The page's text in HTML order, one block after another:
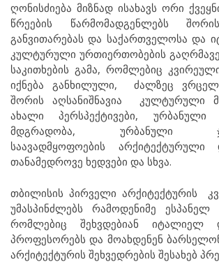
ღონისძიება მიზნად ისახავს ორი
წრეების წარმომადგენლებს
განვითარებას და საქართველოსა და
კულტურული ურთიერთობების
საკითხების გამა, რომლებიც
იქნება განხილული, ძალზეც
შორის აღსანიშნავია კულტურული
ახალი პერსპექტივები, ურბანული
მდგრადობა, ურბანული
საავადმყოფოების არქიტექტურული
თანამედროვე ხედვები და სხვა.
თბილისის პირველი არქიტექტურის
უმასპინძლებს რამოდენიმე ესპანელ
რომლებიც შეხვდებიან
პროფესორებს და მოახდენენ
არქიტექტურის შეხვედრების შესახებ